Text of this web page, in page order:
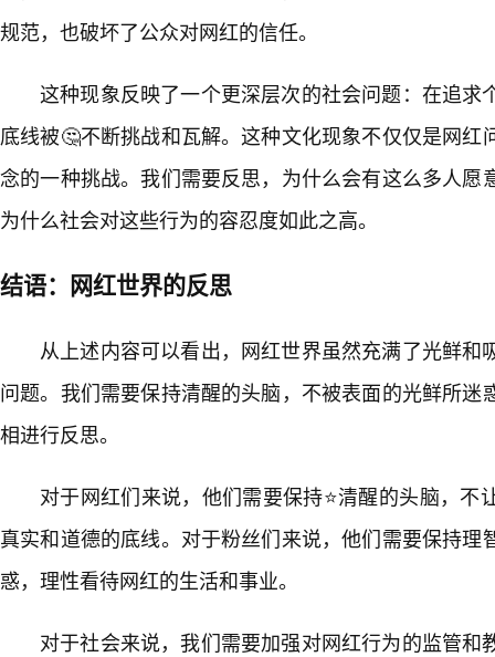
规范，也破坏了公众对网红的信任。
这种现象反映了一个更深层次的社会问题：在追求
底线被🤔不断挑战和瓦解。这种文化现象不仅仅是网红
念的一种挑战。我们需要反思，为什么会有这么多人愿
为什么社会对这些行为的容忍度如此之高。
结语：网红世界的反思
从上述内容可以看出，网红世界虽然充满了光鲜和
问题。我们需要保持清醒的头脑，不被表面的光鲜所迷
相进行反思。
对于网红们来说，他们需要保持⭐清醒的头脑，不
真实和道德的底线。对于粉丝们来说，他们需要保持理
惑，理性看待网红的生活和事业。
对于社会来说，我们需要加强对网红行为的监管和